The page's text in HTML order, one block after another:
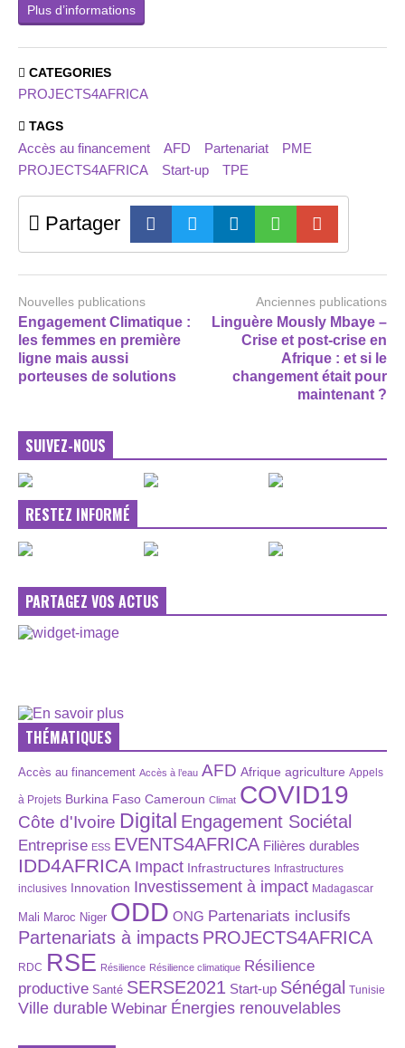
Plus d’informations
CATEGORIES
PROJECTS4AFRICA
TAGS
Accès au financement AFD Partenariat
PME
PROJECTS4AFRICA
Start-up TPE
Partager
Nouvelles publications
Engagement Climatique :
les femmes en première
ligne mais aussi
porteuses de solutions
Anciennes publications
Linguère Mously Mbaye –
Crise et post-crise en
Afrique : et si le
changement était pour
maintenant ?
SUIVEZ-NOUS
RESTEZ INFORMÉ
PARTAGEZ VOS ACTUS
THÉMATIQUES
Accès au financement Accès à l’eau AFD Afrique agriculture Appels
à Projets Burkina Faso Cameroun Climat COVID19
Côte d'Ivoire Digital Engagement Sociétal
Entreprise ESS EVENTS4AFRICA Filières durables
IDD4AFRICA Impact Infrastructures Infrastructures
inclusives Innovation Investissement à impact Madagascar
Mali Maroc Niger ODD ONG Partenariats inclusifs
Partenariats à impacts PROJECTS4AFRICA
RDC RSE Résilience Résilience climatique Résilience
productive Santé SERSE2021 Start-up Sénégal Tunisie
Ville durable Webinar Énergies renouvelables